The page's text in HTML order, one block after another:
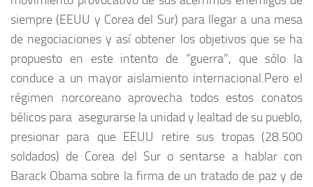
siempre (EEUU y Corea del Sur) para llegar a una mesa
de negociaciones y así obtener los objetivos que se ha
propuesto en este intento de “guerra”, que sólo la
conduce a un mayor aislamiento internacional.Pero el
régimen norcoreano aprovecha todos estos conatos
bélicos para asegurarse la unidad y lealtad de su pueblo,
presionar para que EEUU retire sus tropas (28.500
soldados) de Corea del Sur o sentarse a hablar con
Barack Obama sobre la firma de un tratado de paz y de